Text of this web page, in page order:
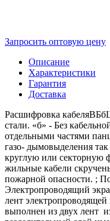
Запросить оптовую цену
Описание
Характеристики
Гарантия
Доставка
Расшифровка
стали. «б» - Без
отдельными частями
газо- дымовыделения
круглую или секторную
жильные кабели
пожарной опасности. ;
Электропроводящий
лент
выполнен из двух лент